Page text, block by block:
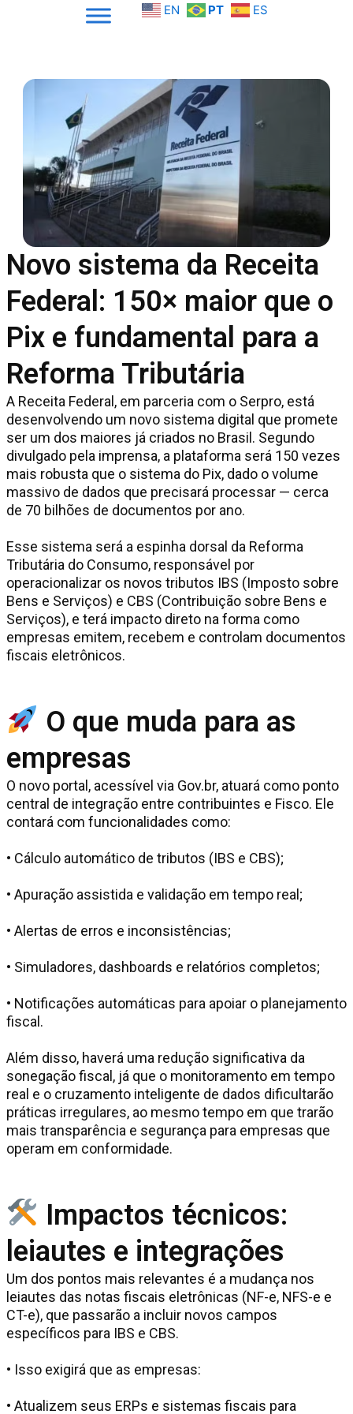
EN PT ES
Novo sistema da Receita
Federal: 150× maior que o
Pix e fundamental para a
Reforma Tributária
A Receita Federal, em parceria com o Serpro, está
desenvolvendo um novo sistema digital que promete
ser um dos maiores já criados no Brasil. Segundo
divulgado pela imprensa, a plataforma será 150 vezes
mais robusta que o sistema do Pix, dado o volume
massivo de dados que precisará processar — cerca
de 70 bilhões de documentos por ano.
Esse sistema será a espinha dorsal da Reforma
Tributária do Consumo, responsável por
operacionalizar os novos tributos IBS (Imposto sobre
Bens e Serviços) e CBS (Contribuição sobre Bens e
Serviços), e terá impacto direto na forma como
empresas emitem, recebem e controlam documentos
fiscais eletrônicos.
O que muda para as
empresas
O novo portal, acessível via Gov.br, atuará como ponto
central de integração entre contribuintes e Fisco. Ele
contará com funcionalidades como:
• Cálculo automático de tributos (IBS e CBS);
• Apuração assistida e validação em tempo real;
• Alertas de erros e inconsistências;
• Simuladores, dashboards e relatórios completos;
• Notificações automáticas para apoiar o planejamento
fiscal.
Além disso, haverá uma redução significativa da
sonegação fiscal, já que o monitoramento em tempo
real e o cruzamento inteligente de dados dificultarão
práticas irregulares, ao mesmo tempo em que trarão
mais transparência e segurança para empresas que
operam em conformidade.
Impactos técnicos:
leiautes e integrações
Um dos pontos mais relevantes é a mudança nos
leiautes das notas fiscais eletrônicas (NF-e, NFS-e e
CT-e), que passarão a incluir novos campos
específicos para IBS e CBS.
• Isso exigirá que as empresas:
• Atualizem seus ERPs e sistemas fiscais para